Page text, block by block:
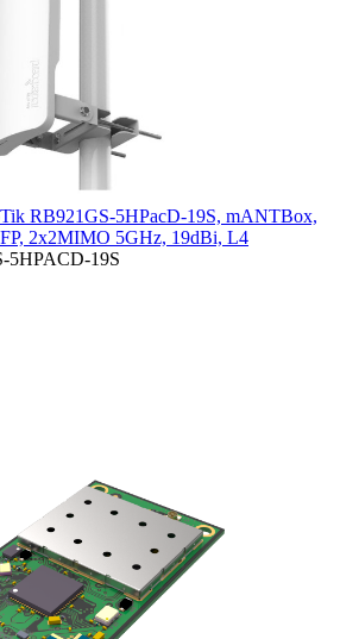
RB921GS-5HPacD-19S, mANTBox,
2x2MIMO 5GHz, 19dBi, L4
5HPACD-19S